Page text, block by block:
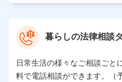
氏名、電話番号、メールアドレス
性、連絡先、dポイントサービス
として、dポイントカード番号、
所、dポイント残高、dポイント利
利用情報
当社又は株式会社NTTドコモが提
暮らしの法律相談
日常生活の様々なご相談ごと
料で電話相談ができます。（